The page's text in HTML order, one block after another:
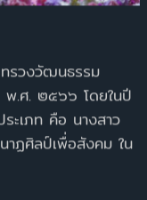
รวงวัฒนธรรม
.ศ. ๒๕๖๖ โดยในปี
ะเภท คือ นางสาว
าฏศิลป์เพื่อสังคม ใน